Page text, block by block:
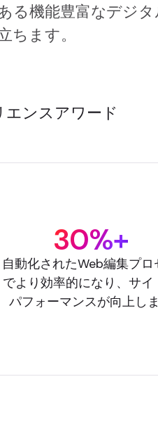
る機能豊富なデジ
ちます。
ンスアワード
30%+
自動化されたWeb編集プロ
でより効率的になり、サイ
パフォーマンスが向上し